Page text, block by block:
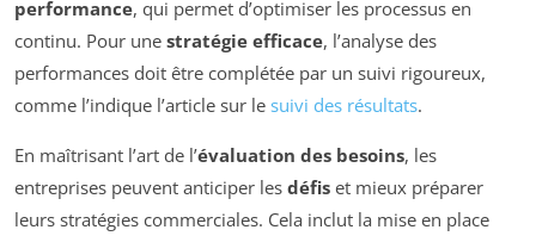
performance, qui permet d’optimiser les processus en
continu. Pour une stratégie efficace, l’analyse des
performances doit être complétée par un suivi rigoureux,
comme l’indique l’article sur le suivi des résultats.
En maîtrisant l’art de l’évaluation des besoins, les
entreprises peuvent anticiper les défis et mieux préparer
leurs stratégies commerciales. Cela inclut la mise en place